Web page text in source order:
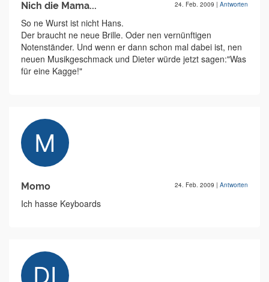
Nich die Mama... 24. Feb. 2009 | Antworten
So ne Wurst ist nicht Hans.
Der braucht ne neue Brille. Oder nen vernünftigen
Notenständer. Und wenn er dann schon mal dabei ist, nen
neuen Musikgeschmack und Dieter würde jetzt sagen:"Was
für eine Kagge!"
Momo 24. Feb. 2009 | Antworten
Ich hasse Keyboards